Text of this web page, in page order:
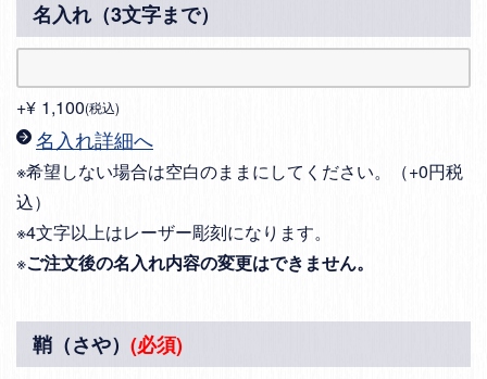
名入れ（3文字まで）
+¥ 1,100 税込
名入れ詳細へ
※希望しない場合は空白のままにしてください。（+0円税
込）
※4文字以上はレーザー彫刻になります。
※ご注文後の名入れ内容の変更はできません。
鞘（さや） (必須)